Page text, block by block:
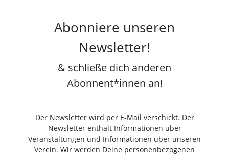
Abonniere unseren
Newsletter!
& schließe dich anderen
Abonnent*innen an!
Der Newsletter wird per E-Mail verschickt. Der
Newsletter enthält Informationen über
Veranstaltungen und Informationen über unseren
Verein. Wir werden Deine personenbezogenen